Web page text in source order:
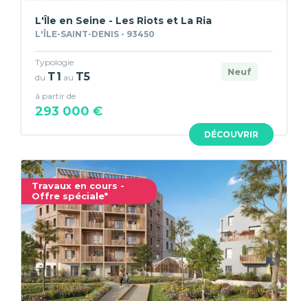
DÉCOUVRIR
L'Île en Seine - Les Riots et La Ria
L'ÎLE-SAINT-DENIS - 93450
Neuf
Typologie
du T1 au T5
à partir de
293 000 €
Travaux en cours -
Offre spéciale*